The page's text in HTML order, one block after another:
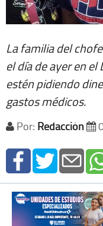
La familia del
el día de ayer en
estén pidiendo
gastos médicos.
Por: Redacción